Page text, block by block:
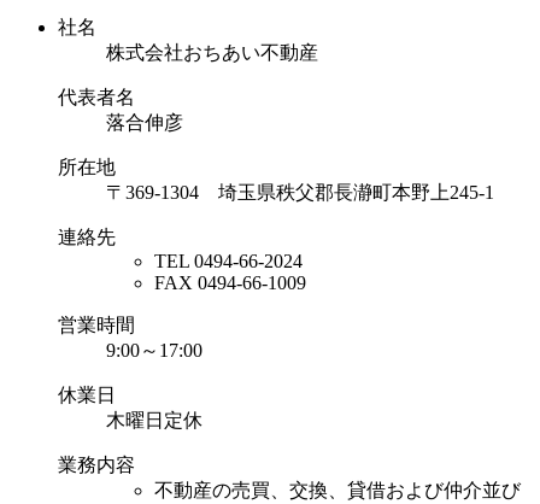
社名
株式会社おちあい不動産
代表者名
落合伸彦
所在地
〒369-1304 埼玉県秩父郡長瀞町本野上245-1
連絡先
TEL 0494-66-2024
FAX 0494-66-1009
営業時間
9:00～17:00
休業日
木曜日定休
業務内容
不動産の売買、交換、貸借および仲介並び